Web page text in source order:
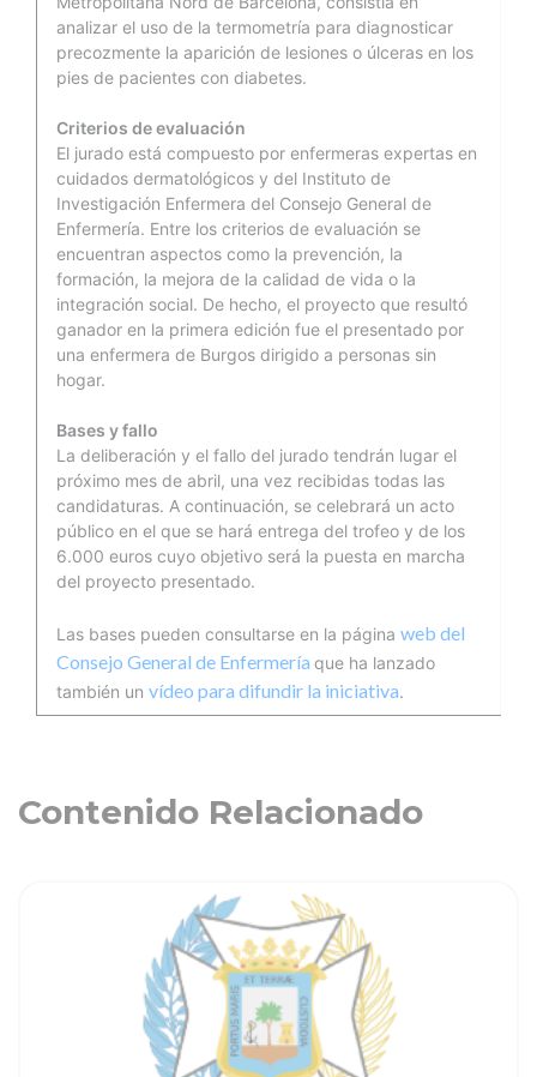
analizar el uso de la termometría para diagnosticar
precozmente la aparición de lesiones o úlceras en los
pies de pacientes con diabetes.
Criterios de evaluación
El jurado está compuesto por enfermeras expertas en
cuidados dermatológicos y del Instituto de
Investigación Enfermera del Consejo General de
Enfermería. Entre los criterios de evaluación se
encuentran aspectos como la prevención, la
formación, la mejora de la calidad de vida o la
integración social. De hecho, el proyecto que resultó
ganador en la primera edición fue el presentado por
una enfermera de Burgos dirigido a personas sin
hogar.
Bases y fallo
La deliberación y el fallo del jurado tendrán lugar el
próximo mes de abril, una vez recibidas todas las
candidaturas. A continuación, se celebrará un acto
público en el que se hará entrega del trofeo y de los
6.000 euros cuyo objetivo será la puesta en marcha
del proyecto presentado.
Las bases pueden consultarse en la página web del
Consejo General de Enfermería que ha lanzado
también un vídeo para difundir la iniciativa.
Contenido Relacionado